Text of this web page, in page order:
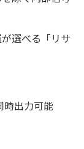
選べる「リサ
出力可能